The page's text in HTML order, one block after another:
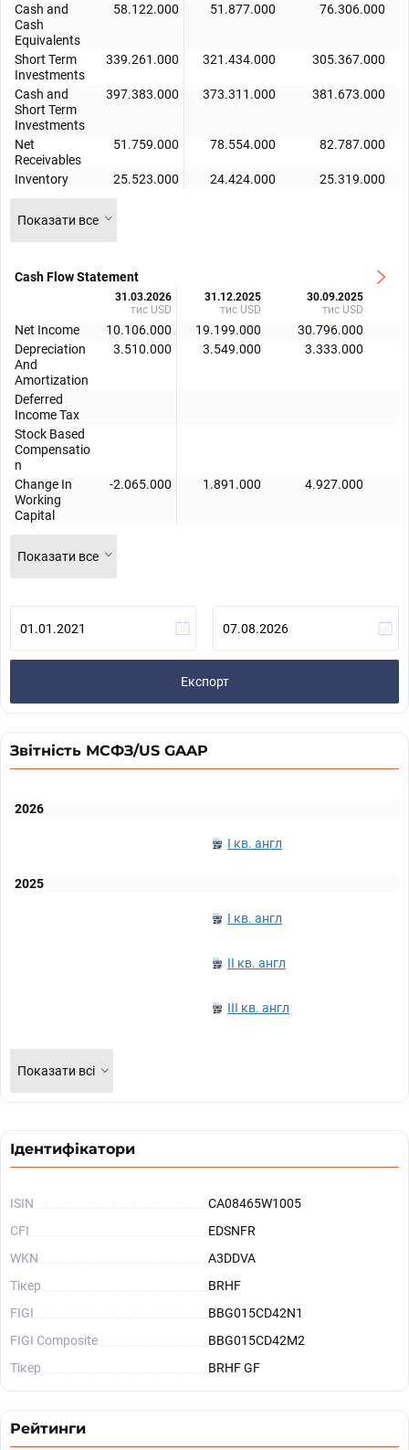
Cash and
Cash
Equivalents
58.122.000 51.877.000 76.306.000
Short Term
Investments
339.261.000 321.434.000 305.367.000
Cash and
Short Term
Investments
397.383.000 373.311.000 381.673.000
Net
Receivables
51.759.000 78.554.000 82.787.000
Inventory 25.523.000 24.424.000 25.319.000
Показати все
Cash Flow Statement
31.03.2026
тис USD
31.12.2025
тис USD
30.09.2025
тис USD
Net Income 10.106.000 19.199.000 30.796.000
Depreciation
And
Amortization
3.510.000 3.549.000 3.333.000
Deferred
Income Tax
Stock Based
Compensatio
n
Change In
Working
Capital
-2.065.000 1.891.000 4.927.000
Показати все
Експорт
Звітність МСФЗ/US GAAP
2026
I кв. англ
2025
I кв. англ
II кв. англ
III кв. англ
Показати всі
Ідентифікатори
ISIN
CA08465W1005
CFI
EDSNFR
WKN
A3DDVA
Тікер
BRHF
FIGI
BBG015CD42N1
FIGI Composite
BBG015CD42M2
Тікер
BRHF GF
Рейтинги